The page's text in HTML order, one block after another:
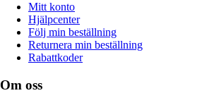
Mitt konto
Hjälpcenter
Följ min beställning
Returnera min beställning
Rabattkoder
Om oss